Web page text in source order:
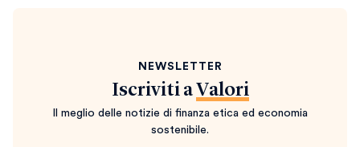
NEWSLETTER
Iscriviti a Valori
Il meglio delle notizie di finanza etica ed economia
sostenibile.